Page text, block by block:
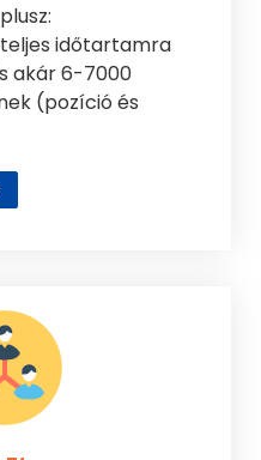
teljes időtartamra
akár 6-7000
(pozíció és